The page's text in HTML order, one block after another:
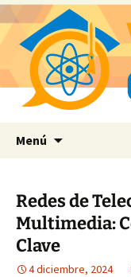
Menú
Redes de
Multimedia:
Clave
4 diciembre, 2024